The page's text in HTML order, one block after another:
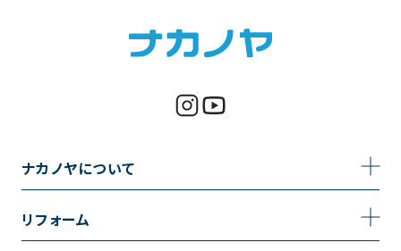
ナカノヤについて
リフォーム